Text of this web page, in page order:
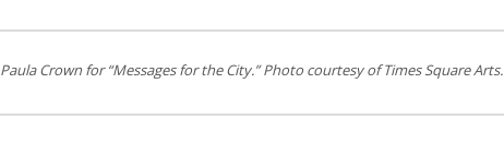
Paula Crown for “Messages for the City.” Photo courtesy of Times Square Arts.